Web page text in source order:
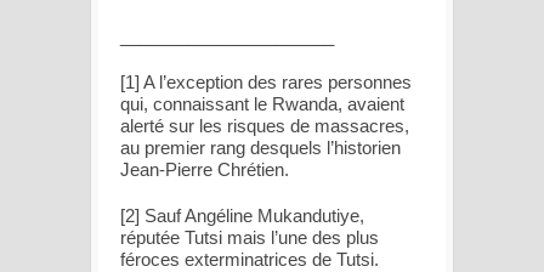
[1] A l’exception des rares personnes
qui, connaissant le Rwanda, avaient
alerté sur les risques de massacres,
au premier rang desquels l’historien
Jean-Pierre Chrétien.
[2] Sauf Angéline Mukandutiye,
réputée Tutsi mais l’une des plus
féroces exterminatrices de Tutsi.